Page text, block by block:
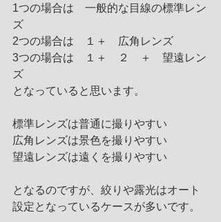
1つの場合は　一般的な目線の標準レン
ズ
2つの場合は　１＋　広角レンズ
3つの場合は　１＋　２　＋　望遠レン
ズ
となっていると思います。
標準レンズは普通に撮りやすい
広角レンズは景色を撮りやすい
望遠レンズは遠くを撮りやすい
となるのですが、絞りや露光はオート
設定となっているケースが多いです。